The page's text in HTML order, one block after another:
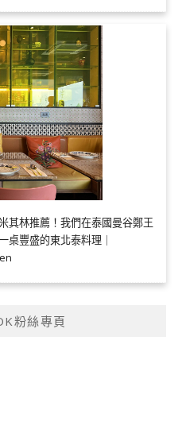
其林推薦！我們在泰國曼谷鄭王
桌豐盛的東北泰料理｜
粉絲專頁